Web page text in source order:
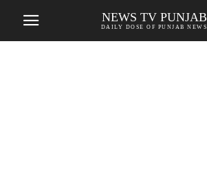
NEWS TV PUNJAB
DAILY DOSE OF PUNJAB NEWS